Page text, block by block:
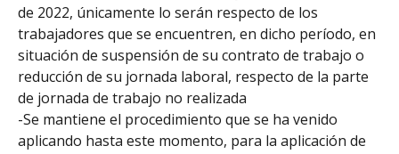
de 2022, únicamente lo serán respecto de los
trabajadores que se encuentren, en dicho período, en
situación de suspensión de su contrato de trabajo o
reducción de su jornada laboral, respecto de la parte
de jornada de trabajo no realizada
-Se mantiene el procedimiento que se ha venido
aplicando hasta este momento, para la aplicación de